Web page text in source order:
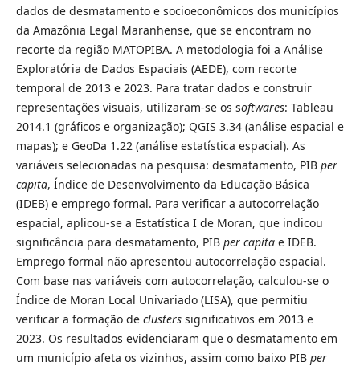
dados de desmatamento e socioeconômicos dos municípios
da Amazônia Legal Maranhense, que se encontram no
recorte da região MATOPIBA. A metodologia foi a Análise
Exploratória de Dados Espaciais (AEDE), com recorte
temporal de 2013 e 2023. Para tratar dados e construir
representações visuais, utilizaram-se os softwares: Tableau
2014.1 (gráficos e organização); QGIS 3.34 (análise espacial e
mapas); e GeoDa 1.22 (análise estatística espacial). As
variáveis selecionadas na pesquisa: desmatamento, PIB per
capita, Índice de Desenvolvimento da Educação Básica
(IDEB) e emprego formal. Para verificar a autocorrelação
espacial, aplicou-se a Estatística I de Moran, que indicou
significância para desmatamento, PIB per capitae IDEB.
Emprego formal não apresentou autocorrelação espacial.
Com base nas variáveis com autocorrelação, calculou-se o
Índice de Moran Local Univariado (LISA), que permitiu
verificar a formação de clusterssignificativos em 2013 e
2023. Os resultados evidenciaram que o desmatamento em
um município afeta os vizinhos, assim como baixo PIB per